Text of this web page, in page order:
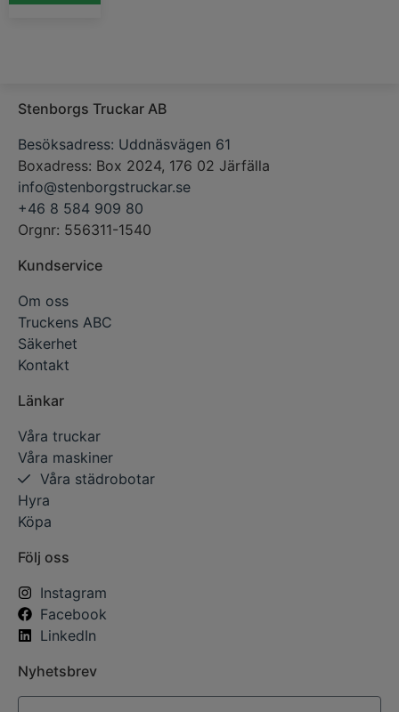
Stenborgs Truckar AB
Besöksadress: Uddnäsvägen 61
Boxadress: Box 2024, 176 02 Järfälla
info@stenborgstruckar.se
+46 8 584 909 80
Orgnr: 556311-1540
Kundservice
Om oss
Truckens ABC
Säkerhet
Kontakt
Länkar
Våra truckar
Våra maskiner
Våra städrobotar
Hyra
Köpa
Följ oss
Instagram
Facebook
LinkedIn
Nyhetsbrev